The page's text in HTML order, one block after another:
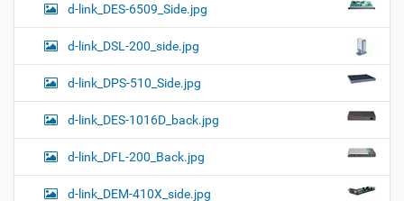
d-link_DES-6509_Side.jpg
d-link_DSL-200_side.jpg
d-link_DPS-510_Side.jpg
d-link_DES-1016D_back.jpg
d-link_DFL-200_Back.jpg
d-link_DEM-410X_side.jpg